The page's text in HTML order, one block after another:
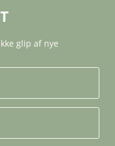
glip af nye